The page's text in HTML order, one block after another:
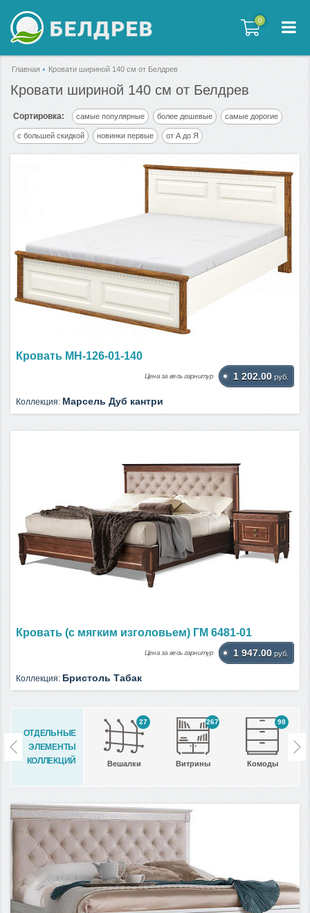
0
0
Главная Кровати шириной 140 см от Белдрев
Кровати шириной 140 см от Белдрев
Сортировка: самые популярные более дешевые самые дорогие
с большей скидкой новинки первые от А до Я
Кровать МН-126-01-140
Цена за весь гарнитур 1 202.00 руб.
Коллекция: Марсель Дуб кантри
Кровать (с мягким изголовьем) ГМ 6481-01
Цена за весь гарнитур 1 947.00 руб.
Коллекция: Бристоль Табак
ОТДЕЛЬНЫЕ
ЭЛЕМЕНТЫ
КОЛЛЕКЦИЙ
27
Вешалки
267
Витрины
98
Комоды